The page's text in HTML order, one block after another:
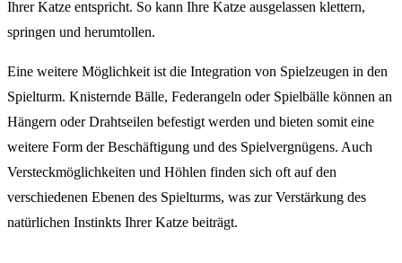
Ihrer Katze entspricht. So kann Ihre Katze ausgelassen klettern,
springen und herumtollen.
Eine weitere Möglichkeit ist die Integration von Spielzeugen in den
Spielturm. Knisternde Bälle, Federangeln oder Spielbälle können an
Hängern oder Drahtseilen befestigt werden und bieten somit eine
weitere Form der Beschäftigung und des Spielvergnügens. Auch
Versteckmöglichkeiten und Höhlen finden sich oft auf den
verschiedenen Ebenen des Spielturms, was zur Verstärkung des
natürlichen Instinkts Ihrer Katze beiträgt.